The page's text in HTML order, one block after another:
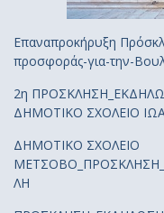
Επαναπροκήρυξη
προσφοράς-για-την-
2η
ΔΗΜΟΤΙΚΟ ΣΧΟΛΕΙΟ
ΔΗΜΟΤΙΚΟ ΣΧΟΛΕΙΟ
ΛΗ